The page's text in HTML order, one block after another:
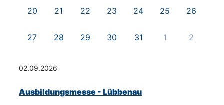
20 21 22 23 24 25 26
27 28 29 30 31 1 2
02.09.2026
Ausbildungsmesse - Lübbenau